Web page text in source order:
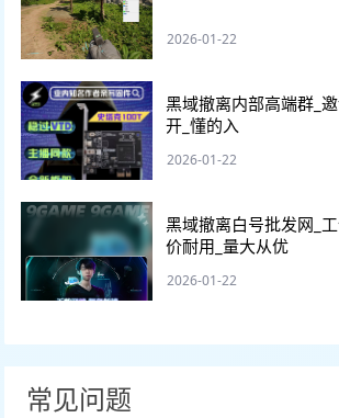
2026-01-22
黑域撤离内部高端群_
开_懂的入
2026-01-22
黑域撤离白号批发网_
价耐用_量大从优
2026-01-22
常见问题